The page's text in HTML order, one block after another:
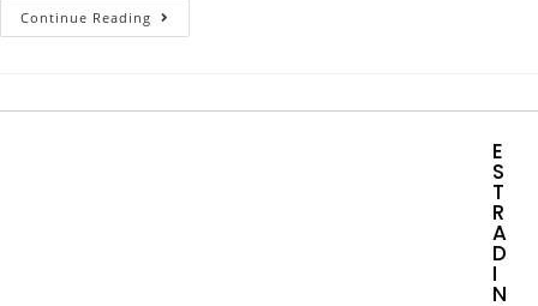
Continue Reading
E
S
T
R
A
D
I
N